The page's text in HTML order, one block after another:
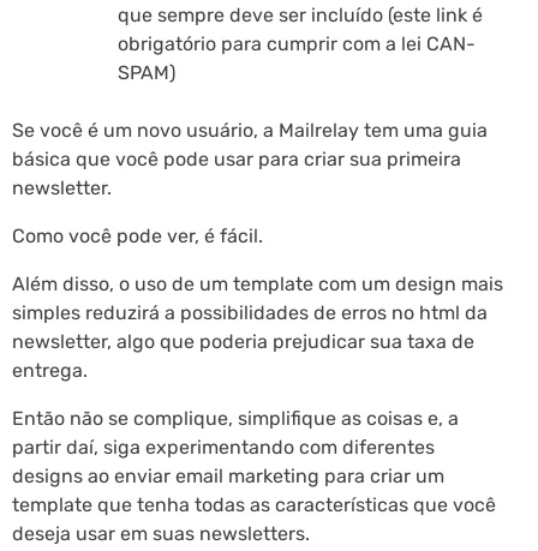
que sempre deve ser incluído (este link é
obrigatório para cumprir com a lei CAN-
SPAM)
Se você é um novo usuário, a Mailrelay tem uma guia
básica que você pode usar para criar sua primeira
newsletter.
Como você pode ver, é fácil.
Além disso, o uso de um template com um design mais
simples reduzirá a possibilidades de erros no html da
newsletter, algo que poderia prejudicar sua taxa de
entrega.
Então não se complique, simplifique as coisas e, a
partir daí, siga experimentando com diferentes
designs ao enviar email marketing para criar um
template que tenha todas as características que você
deseja usar em suas newsletters.